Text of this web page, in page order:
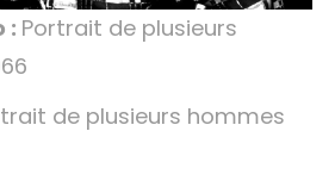
: Portrait de plusieurs
de plusieurs hommes